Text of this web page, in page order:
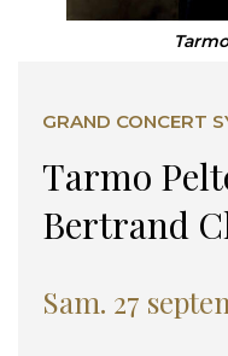
Tarmo
Bertrand
GRAND CONCERT
Sam. 27